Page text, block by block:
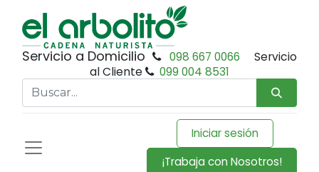
Servicio a Domicilio 098 667 0066
Servicio
al Cliente
099 004 8531
Iniciar sesión
¡Trabaja con Nosotros!